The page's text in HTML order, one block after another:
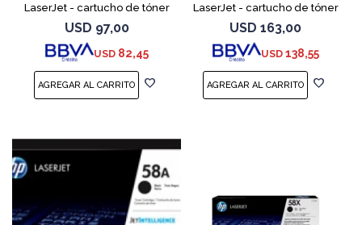
LaserJet - cartucho de tóner
(CF248A) - para LaserJet Pro
M15a, MFP M28a, MFP M28w,
MFP M31w
USD 97,00
USD 82,45
LaserJet - cartucho de tóner
(W2300A) - para Color
LaserJet Pro 4201, 4203, MFP
4301, MFP 4303
USD 163,00
USD 138,55